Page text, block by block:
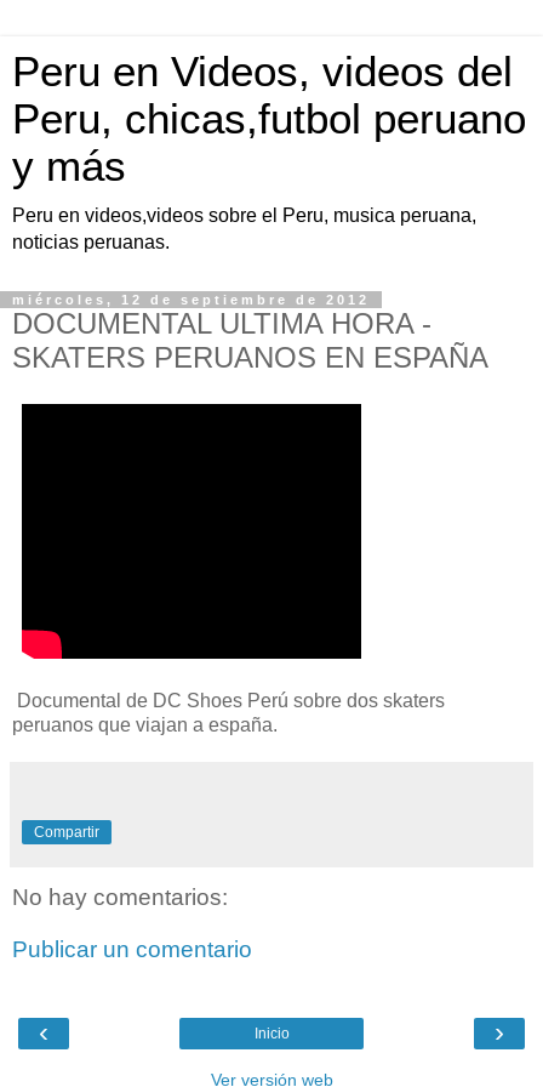
Peru en Videos, videos del
Peru, chicas,futbol peruano
y más
Peru en videos,videos sobre el Peru, musica peruana,
noticias peruanas.
miércoles, 12 de septiembre de 2012
DOCUMENTAL ULTIMA HORA -
SKATERS PERUANOS EN ESPAÑA
Documental de DC Shoes Perú sobre dos skaters
peruanos que viajan a españa.
Compartir
No hay comentarios:
Publicar un comentario
‹ ›
Inicio
Ver versión web